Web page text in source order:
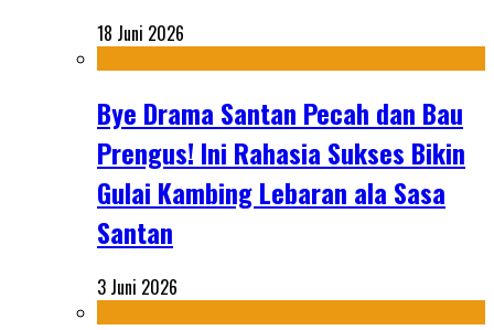
18 Juni 2026
Bye Drama Santan Pecah dan Bau
Prengus! Ini Rahasia Sukses Bikin
Gulai Kambing Lebaran ala Sasa
Santan
3 Juni 2026